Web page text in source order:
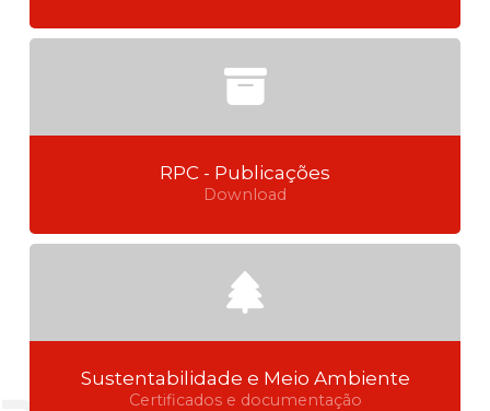
RPC - Publicações
Download
Sustentabilidade e Meio Ambiente
Certificados e documentação